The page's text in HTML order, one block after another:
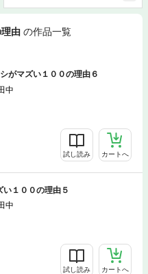
由 の作品一覧
がマズい１００の理由６
中
試し読み カートへ
１００の理由５
中
試し読み カートへ